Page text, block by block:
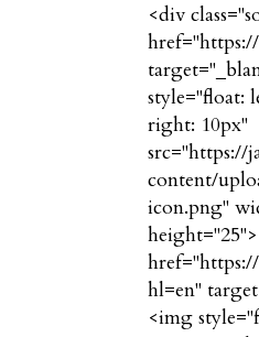
<div
style="float:
right: 10px"
src="https://
content/
icon.png"
hl=en"
<img